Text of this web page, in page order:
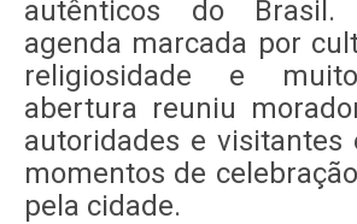
autênticos do
agenda marcada por
religiosidade e
abertura reuniu
autoridades e visitantes
momentos de
pela cidade.